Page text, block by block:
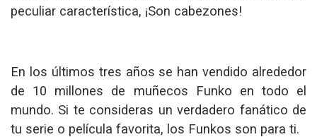
peculiar característica, ¡Son cabezones!
En los últimos tres años se han vendido alrededor
de 10 millones de muñecos Funko en todo el
mundo. Si te consideras un verdadero fanático de
tu serie o película favorita, los Funkos son para ti.